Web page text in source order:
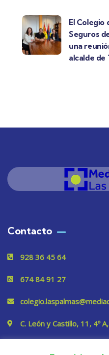
El Colegio
Seguros
una
alcalde de
Contacto
928 36 45 64
674 84 91 27
C. León y Castillo, 11, 4º